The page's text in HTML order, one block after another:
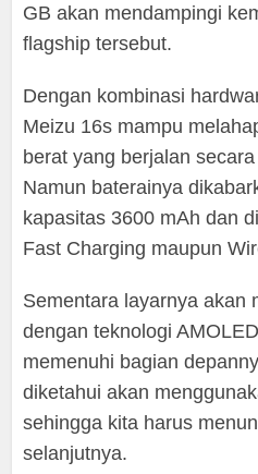
GB akan mendampingi
flagship tersebut.
Dengan kombinasi
Meizu 16s mampu
berat yang berjalan
Namun baterainya
kapasitas 3600 mAh dan
Fast Charging maupun
Sementara layarnya akan
dengan teknologi
memenuhi bagian
diketahui akan
sehingga kita harus
selanjutnya.